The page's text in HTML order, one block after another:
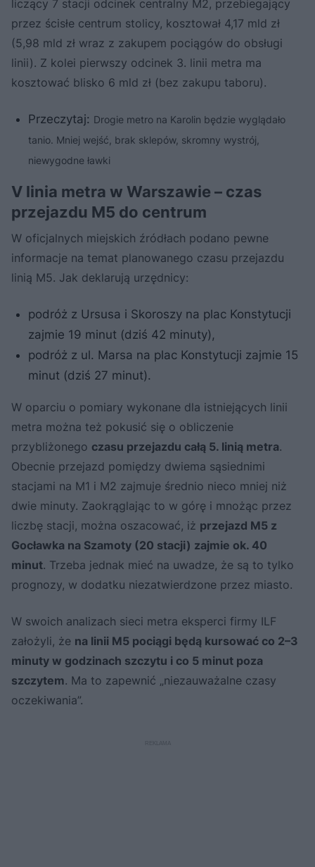
liczący 7 stacji odcinek centralny M2, przebiegający
przez ścisłe centrum stolicy, kosztował 4,17 mld zł
(5,98 mld zł wraz z zakupem pociągów do obsługi
linii). Z kolei pierwszy odcinek 3. linii metra ma
kosztować blisko 6 mld zł (bez zakupu taboru).
Przeczytaj: Drogie metro na Karolin będzie wyglądało
tanio. Mniej wejść, brak sklepów, skromny wystrój,
niewygodne ławki
V linia metra w Warszawie – czas
przejazdu M5 do centrum
W oficjalnych miejskich źródłach podano pewne
informacje na temat planowanego czasu przejazdu
linią M5. Jak deklarują urzędnicy:
podróż z Ursusa i Skoroszy na plac Konstytucji
zajmie 19 minut (dziś 42 minuty),
podróż z ul. Marsa na plac Konstytucji zajmie 15
minut (dziś 27 minut).
W oparciu o pomiary wykonane dla istniejących linii
metra można też pokusić się o obliczenie
przybliżonego czasu przejazdu całą 5. linią metra.
Obecnie przejazd pomiędzy dwiema sąsiednimi
stacjami na M1 i M2 zajmuje średnio nieco mniej niż
dwie minuty. Zaokrąglając to w górę i mnożąc przez
liczbę stacji, można oszacować, iż przejazd M5 z
Gocławka na Szamoty (20 stacji) zajmie ok. 40
minut. Trzeba jednak mieć na uwadze, że są to tylko
prognozy, w dodatku niezatwierdzone przez miasto.
W swoich analizach sieci metra eksperci firmy ILF
założyli, że na linii M5 pociągi będą kursować co 2–3
minuty w godzinach szczytu i co 5 minut poza
szczytem. Ma to zapewnić „niezauważalne czasy
oczekiwania”.